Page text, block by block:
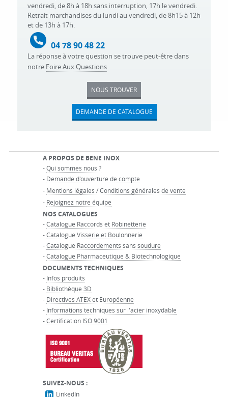
vendredi, de 8h à 18h sans interruption, 17h le vendredi.
Retrait marchandises du lundi au vendredi, de 8h15 à 12h
et de 13h à 17h.
04 78 90 48 22
La réponse à votre question se trouve peut-être dans
notre Foire Aux Questions
NOUS TROUVER
DEMANDE DE CATALOGUE
A PROPOS DE BENE INOX
-Qui sommes nous ?
- Demande d'ouverture de compte
- Mentions légales / Conditions générales de vente
- Rejoignez notre équipe
NOS CATALOGUES
-Catalogue Raccords et Robinetterie
-Catalogue Visserie et Boulonnerie
-Catalogue Raccordements sans soudure
-Catalogue Pharmaceutique & Biotechnologique
DOCUMENTS TECHNIQUES
- Infos produits
- Bibliothèque 3D
- Directives ATEX et Européenne
- Informations techniques sur l'acier inoxydable
-Certification ISO 9001
SUIVEZ-NOUS :
LinkedIn